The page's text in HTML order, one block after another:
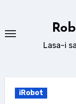
conținut
Lasa-i
iRobot